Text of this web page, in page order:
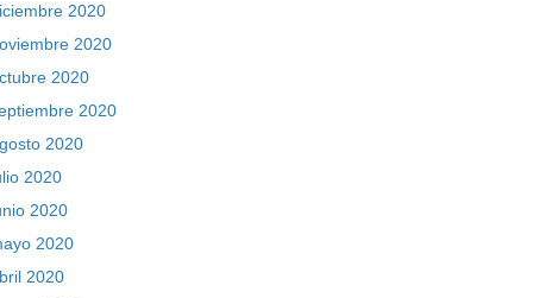
2020
2020
2020
2020
2020
2020
2020
2020
2020